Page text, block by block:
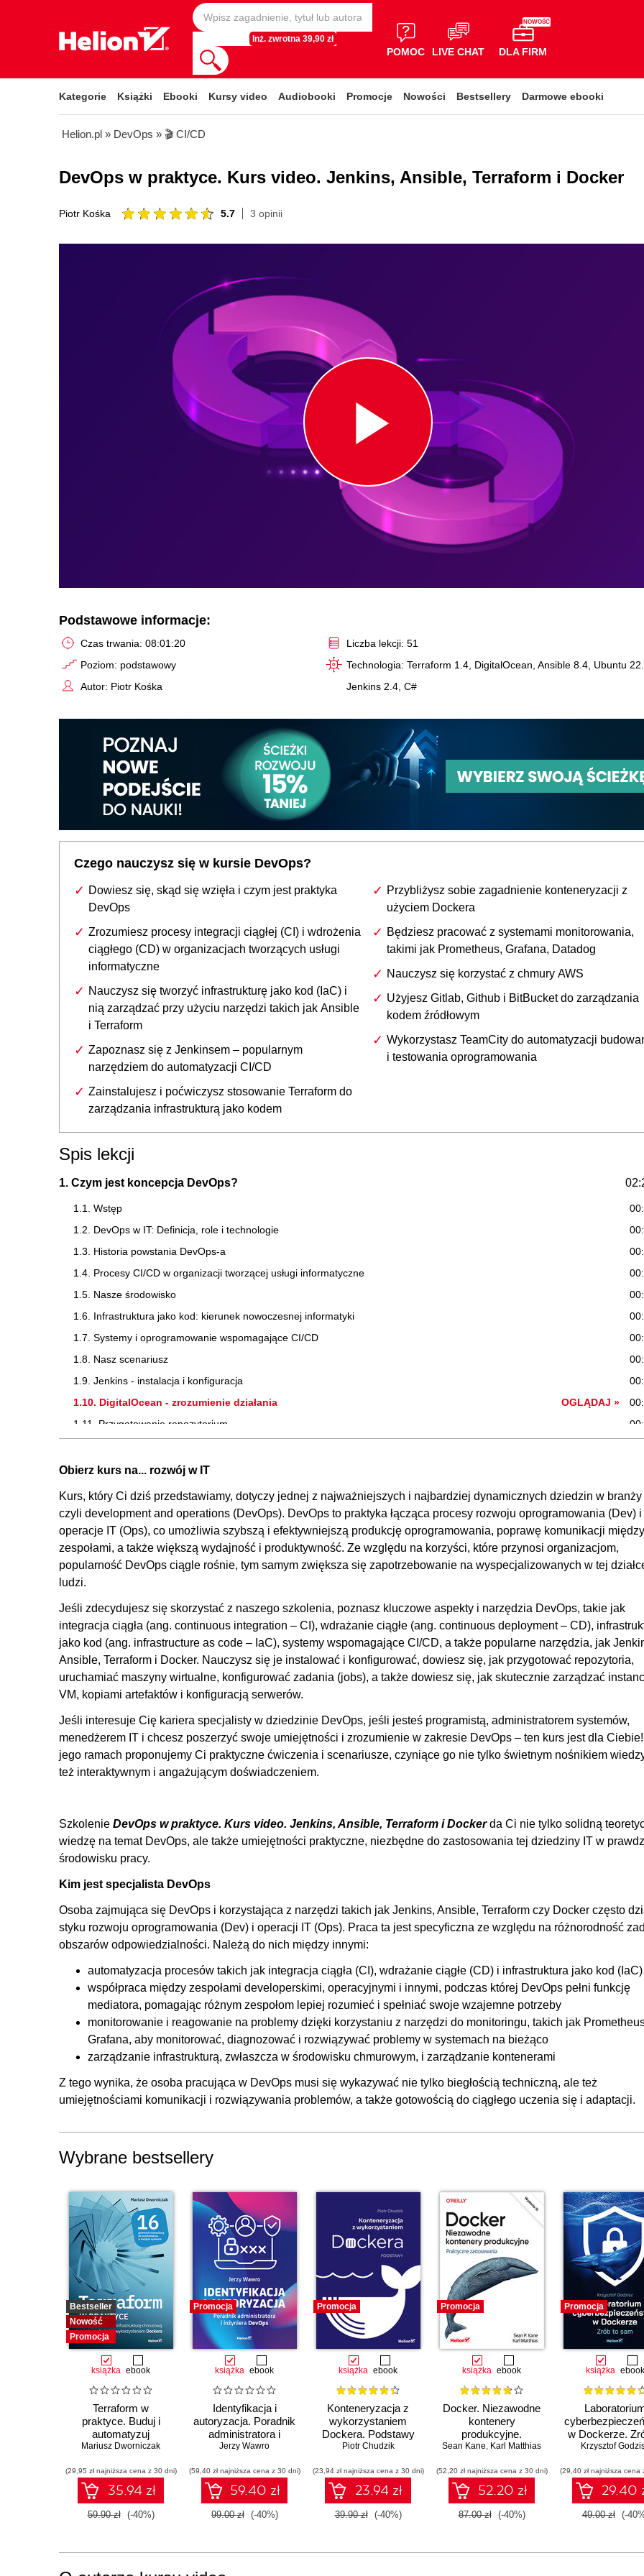
Inż. zwrotna 39,90 zł
POMOC LIVE CHAT
NOWOŚĆ
DLA FIRM
Kategorie Książki Ebooki Kursy video Audiobooki Promocje Nowości Bestsellery Darmowe ebooki
Helion.pl » DevOps » 🎬 CI/CD
DevOps w praktyce. Kurs video. Jenkins, Ansible, Terraform i Docker
Piotr Kośka 5.7 3 opinii
Play
Video
Podstawowe informacje:
Czas trwania: 08:01:20
Poziom: podstawowy
Autor: Piotr Kośka
Liczba lekcji: 51
Technologia: Terraform 1.4, DigitalOcean, Ansible 8.4, Ubuntu
Jenkins 2.4, C#
Czego nauczysz się w kursie DevOps?
Dowiesz się, skąd się wzięła i czym jest praktyka
DevOps
Zrozumiesz procesy integracji ciągłej (CI) i wdrożenia
ciągłego (CD) w organizacjach tworzących usługi
informatyczne
Nauczysz się tworzyć infrastrukturę jako kod (IaC) i
nią zarządzać przy użyciu narzędzi takich jak Ansible
i Terraform
Zapoznasz się z Jenkinsem – popularnym
narzędziem do automatyzacji CI/CD
Zainstalujesz i poćwiczysz stosowanie Terraform do
zarządzania infrastrukturą jako kodem
Przybliżysz sobie zagadnienie konteneryzacji z
użyciem Dockera
Będziesz pracować z systemami monitorowania,
takimi jak Prometheus, Grafana, Datadog
Nauczysz się korzystać z chmury AWS
Użyjesz Gitlab, Github i BitBucket do zarządzania
kodem źródłowym
Wykorzystasz TeamCity do automatyzacji
i testowania oprogramowania
Spis lekcji
1. Czym jest koncepcja DevOps?
1.1. Wstęp
1.2. DevOps w IT: Definicja, role i technologie
1.3. Historia powstania DevOps-a
1.4. Procesy CI/CD w organizacji tworzącej usługi informatyczne
1.5. Nasze środowisko
1.6. Infrastruktura jako kod: kierunek nowoczesnej informatyki
1.7. Systemy i oprogramowanie wspomagające CI/CD
1.8. Nasz scenariusz
1.9. Jenkins - instalacja i konfiguracja
1.10. DigitalOcean - zrozumienie działania
OGLĄDAJ »
1.11. Przygotowanie repozytorium
1.13. Job - konfiguracja w Jenkinsie
1.14. Uruchamianie wirtualnej maszyny w DigitalOcean
1.15. Job - konfiguracja z parametrami i artefaktem
1.16. Jenkins - kopiowanie artefaktu i konfiguracja serwera
1.17. Finalizacja i podsumowanie
2. Automatyzacja w IaC
2.1. Czym jest IaC?
2.2. Czym jest Ansible i jak wpływa na pracę DevOps-a?
2.3. Jak Jenkins wspiera pracę DevOps-a?
2.4. Czym jest narzędzie Terraform oraz jaki ma wpływ na prace DevOps-a?
2.5. Ansible vs. Terraform
2.7. Czym jest Terraform - praktyczny przykład użycia
2.8. Terraform i sieć DigitalOcean
2.9. Terraform - provider i inicjalizacja projektu
2.11. Terraform - rozbudowanie naszej konfiguracji
2.12. Tfsec w Terraformie - skanowanie i analiza logów
2.13. Terraform plan vs Terraform apply
2.14. Terraform - konfiguracja naszego środowiska
2.15. Poprawa błedów wykrytych przez tfsec
OGLĄDAJ »
2.16. Dalsza konfiguracja
2.17. Terraform i Ansible
2.18. Podsumowanie rozdziału
3. Konteneryzacja w świecie DevOps
3.1. Czym jest konteneryzacja?
3.2. Jak konteneryzacja wspiera pracę DevOps-a
3.3. Instalacja Dockera
3.4. Docker Compose
3.5. Wykorzystanie Dockera w procesie CI/CD
3.7. Docker Swarm i Portainer
3.9. Podsumowanie rozdziału
4. Inne narzędzia wspierające pracę DevOps-a
4.1. Docker Hub
4.2. Gitlab, GitHub, BitBucket
4.3. Team City
4.4. Prometheus, Grafana, Datadog
4.5. AWS
4.6. Kubespray
4.7. Zakończenie kursu
Obierz kurs na... rozwój w IT
Kurs, który Ci dziś przedstawiamy, dotyczy jednej z najważniejszych i najbardziej dynamicznych dziedzin w branży
czyli development and operations (DevOps). DevOps to praktyka łącząca procesy rozwoju oprogramowania (Dev) i
operacje IT (Ops), co umożliwia szybszą i efektywniejszą produkcję oprogramowania, poprawę komunikacji między
zespołami, a także większą wydajność i produktywność. Ze względu na korzyści, które przynosi organizacjom,
popularność DevOps ciągle rośnie, tym samym zwiększa się zapotrzebowanie na wyspecjalizowanych w tej
ludzi.
Jeśli zdecydujesz się skorzystać z naszego szkolenia, poznasz kluczowe aspekty i narzędzia DevOps, takie jak
integracja ciągła (ang. continuous integration – CI), wdrażanie ciągłe (ang. continuous deployment – CD),
jako kod (ang. infrastructure as code – IaC), systemy wspomagające CI/CD, a także popularne narzędzia, jak
Ansible, Terraform i Docker. Nauczysz się je instalować i konfigurować, dowiesz się, jak przygotować repozytoria,
uruchamiać maszyny wirtualne, konfigurować zadania (jobs), a także dowiesz się, jak skutecznie zarządzać
VM, kopiami artefaktów i konfiguracją serwerów.
Jeśli interesuje Cię kariera specjalisty w dziedzinie DevOps, jeśli jesteś programistą, administratorem systemów,
menedżerem IT i chcesz poszerzyć swoje umiejętności i zrozumienie w zakresie DevOps – ten kurs jest dla
jego ramach proponujemy Ci praktyczne ćwiczenia i scenariusze, czyniące go nie tylko świetnym nośnikiem
też interaktywnym i angażującym doświadczeniem.
Szkolenie DevOps w praktyce. Kurs video. Jenkins, Ansible, Terraform i Dockerda Ci nie tylko solidną
wiedzę na temat DevOps, ale także umiejętności praktyczne, niezbędne do zastosowania tej dziedziny IT w
środowisku pracy.
Kim jest specjalista DevOps
Osoba zajmująca się DevOps i korzystająca z narzędzi takich jak Jenkins, Ansible, Terraform czy Docker często
styku rozwoju oprogramowania (Dev) i operacji IT (Ops). Praca ta jest specyficzna ze względu na różnorodność
obszarów odpowiedzialności. Należą do nich między innymi:
automatyzacja procesów takich jak integracja ciągła (CI), wdrażanie ciągłe (CD) i infrastruktura jako kod (IaC)
współpraca między zespołami developerskimi, operacyjnymi i innymi, podczas której DevOps pełni funkcję
mediatora, pomagając różnym zespołom lepiej rozumieć i spełniać swoje wzajemne potrzeby
monitorowanie i reagowanie na problemy dzięki korzystaniu z narzędzi do monitoringu, takich jak
Grafana, aby monitorować, diagnozować i rozwiązywać problemy w systemach na bieżąco
zarządzanie infrastrukturą, zwłaszcza w środowisku chmurowym, i zarządzanie kontenerami
Z tego wynika, że osoba pracująca w DevOps musi się wykazywać nie tylko biegłością techniczną, ale też
umiejętnościami komunikacji i rozwiązywania problemów, a także gotowością do ciągłego uczenia się i adaptacji.
Wybrane bestsellery
Bestseller
Nowość
Promocja
książka ebook
Terraform w
praktyce. Buduj i
automatyzuj
infrastrukturę
zarządzaj nią z
wykorzystaniem
Dockera
Mariusz Dworniczak
(29,95 zł najniższa cena z 30 dni)
35.94 zł
59.90 zł (-40%)
Promocja
książka ebook
Identyfikacja i
autoryzacja. Poradnik
administratora i
inżyniera DevOps
Jerzy Wawro
(59,40 zł najniższa cena z 30 dni)
59.40 zł
99.00 zł (-40%)
Promocja
książka ebook
Konteneryzacja z
wykorzystaniem
Dockera. Podstawy
Piotr Chudzik
(23,94 zł najniższa cena z 30 dni)
23.94 zł
39.90 zł (-40%)
Promocja
książka ebook
Docker. Niezawodne
kontenery
produkcyjne.
Praktyczne
Wydanie III
Sean Kane, Karl Matthias
(52,20 zł najniższa cena z 30 dni)
52.20 zł
87.00 zł (-40%)
Promocja
książka ebook
w Dockerze.
sam
Krzysztof
(29,40 zł najniższa cena
29.40
49.00 zł (-